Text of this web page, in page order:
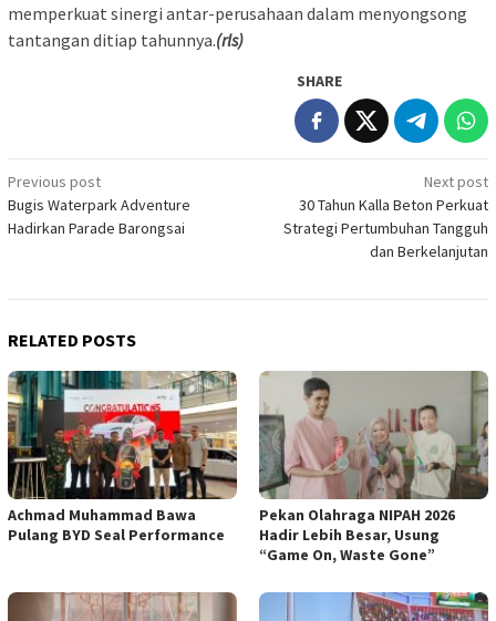
memperkuat sinergi antar-perusahaan dalam menyongsong
tantangan ditiap tahunnya.(rls)
SHARE
Post
navigation
Previous post
Bugis Waterpark Adventure
Hadirkan Parade Barongsai
Next post
30 Tahun Kalla Beton Perkuat
Strategi Pertumbuhan Tangguh
dan Berkelanjutan
RELATED POSTS
Achmad Muhammad Bawa
Pulang BYD Seal Performance
Pekan Olahraga NIPAH 2026
Hadir Lebih Besar, Usung
“Game On, Waste Gone”